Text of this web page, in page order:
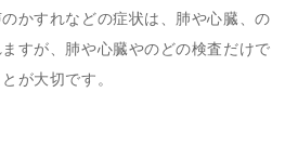
かすれなどの症状は、肺や心臓、の
すが、肺や心臓やのどの検査だけで
が大切です。